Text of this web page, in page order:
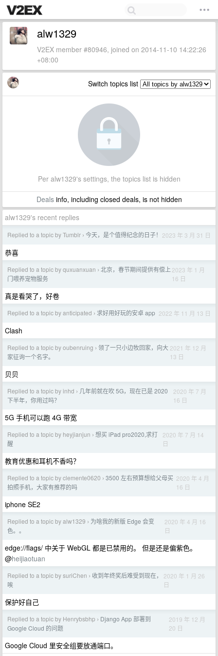
alw1329
V2EX member #80946, joined on 2014-11-10 14:22:26
+08:00
Switch topics list
Per alw1329's settings, the topics list is hidden
Dealsinfo, including closed deals, is not hidden
alw1329's recent replies
Replied to a topic by Tumblr › 今天，是个值得纪念的日子！ 2023 年 3 月 31 日
恭喜
Replied to a topic by quxuanxuan › 北京，春节期间提供有偿上
门喂养宠物服务
2023 年 1 月
16 日
真是看哭了，好卷
Replied to a topic by anticipated › 求好用好玩的安卓 app 2022 年 11 月 13 日
Clash
Replied to a topic by oubenruing › 领了一只小边牧回家，向大
家征询一个名字。
2021 年 12 月
13 日
贝贝
Replied to a topic by inhd › 几年前就在吹 5G，现在已是 2020
下半年，你用过吗？
2020 年 7 月
16 日
5G 手机可以跑 4G 带宽
Replied to a topic by heyjianjun › 想买 iPad pro2020,求打
醒
2020 年 7 月 14
日
教育优惠和耳机不香吗？
Replied to a topic by clemente0620 › 3500 左右预算想给父母买
拍照手机，大家有推荐的吗
2020 年 4 月
16 日
iphone SE2
Replied to a topic by alw1329 › 为啥我的新版 Edge 会变
色。。
2020 年 4 月 16
日
edge://flags/ 中关于 WebGL 都是已禁用的。 但是还是偏紫色。
@heijiaotuan
Replied to a topic by suriChen › 收到年终奖后难受到现在，
唉
2020 年 1 月 26
日
保护好自己
Replied to a topic by Henrybsbhp › Django App 部署到
Google Cloud 的问题
2019 年 12 月
20 日
Google Cloud 里安全组要放通端口。